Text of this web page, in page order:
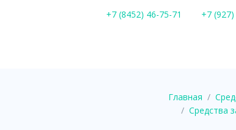
+7 (8452) 46-75-71 +7
Главная
Средства